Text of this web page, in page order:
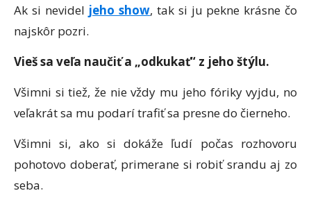
Ak si nevidel jeho show, tak si ju pekne krásne čo
najskôr pozri.
Vieš sa veľa naučiť a „odkukať“ z jeho štýlu.
Všimni si tiež, že nie vždy mu jeho fóriky vyjdu, no
veľakrát sa mu podarí trafiť sa presne do čierneho.
Všimni si, ako si dokáže ľudí počas rozhovoru
pohotovo doberať, primerane si robiť srandu aj zo
seba.